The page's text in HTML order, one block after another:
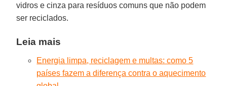
vidros e cinza para resíduos comuns que não podem
ser reciclados.
Leia mais
Energia limpa, reciclagem e multas: como 5
países fazem a diferença contra o aquecimento